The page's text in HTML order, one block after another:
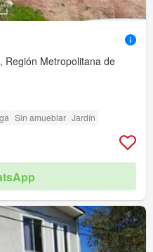
Región Metropolitana de
Sin amueblar Jardín